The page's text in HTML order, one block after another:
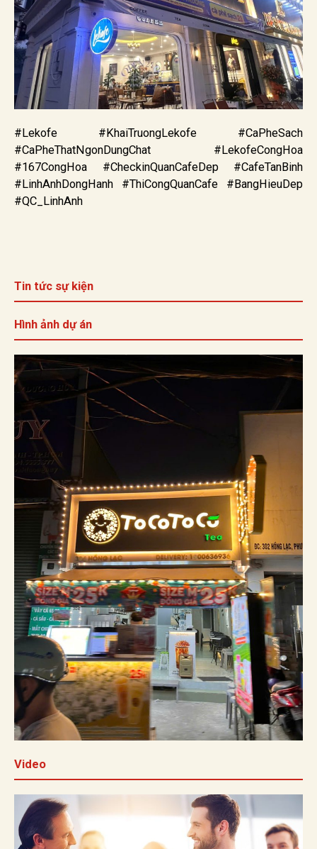
#Lekofe #KhaiTruongLekofe #CaPheSach
#CaPheThatNgonDungChat #LekofeCongHoa
#167CongHoa #CheckinQuanCafeDep #CafeTanBinh
#LinhAnhDongHanh #ThiCongQuanCafe #BangHieuDep
#QC_LinhAnh
Tin tức sự kiện
Hình ảnh dự án
Video